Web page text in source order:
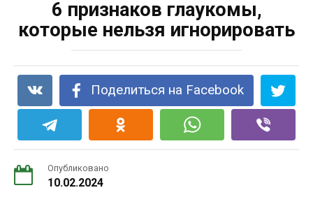
6 признаков глаукомы,
которые нельзя игнорировать
Поделиться на Facebook
Опубликовано
10.02.2024